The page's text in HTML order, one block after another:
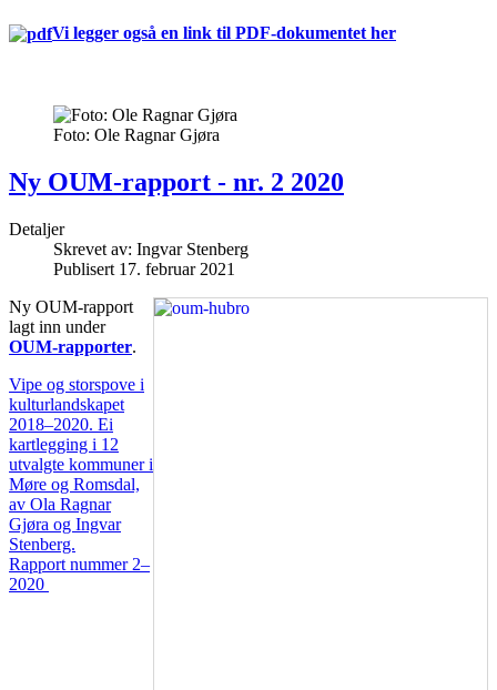
Vi legger også en link til PDF-dokumentet her
Foto: Ole Ragnar Gjøra
Ny OUM-rapport - nr. 2 2020
Detaljer
Skrevet av: Ingvar Stenberg
Publisert 17. februar 2021
Ny OUM-rapport
lagt inn under
OUM-rapporter.
Vipe og storspove i
kulturlandskapet
2018–2020. Ei
kartlegging i 12
utvalgte kommuner i
Møre og Romsdal,
av Ola Ragnar
Gjøra og Ingvar
Stenberg.
Rapport nummer 2–
2020